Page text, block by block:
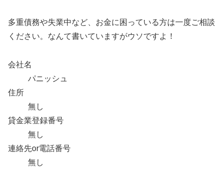
多重債務や失業中など、お金に困っている方は一度ご相談
ください。なんて書いていますがウソですよ！
会社名
パニッシュ
住所
無し
貸金業登録番号
無し
連絡先or電話番号
無し